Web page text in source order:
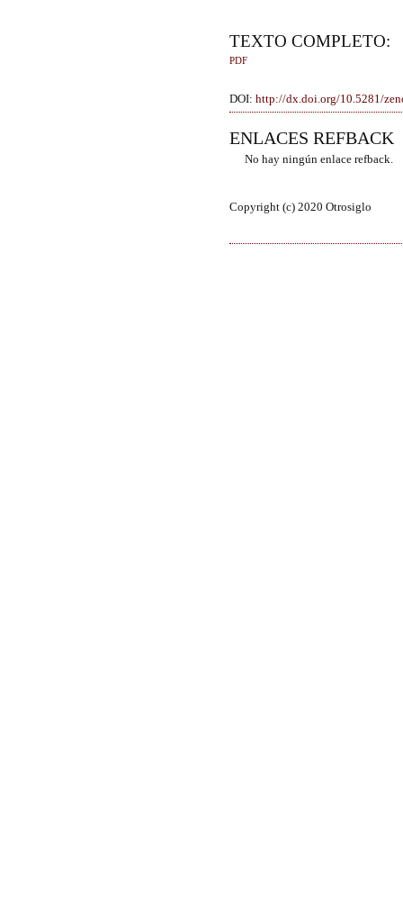
TEXTO COMPLETO:
PDF
DOI: http://dx.doi.org/10.5281/
ENLACES REFBACK
No hay ningún enlace refback.
Copyright (c) 2020 Otrosiglo